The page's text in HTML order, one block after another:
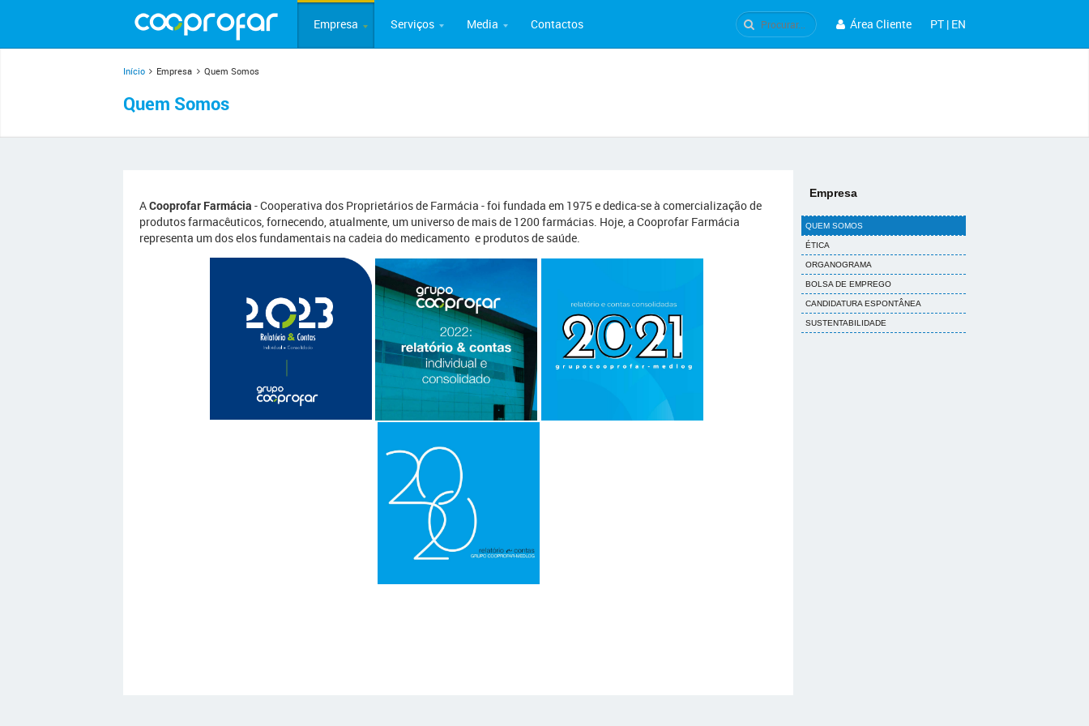
Empresa Serviços Media Contactos Área Cliente PT | EN
Início Empresa Quem Somos
Quem Somos
ACooprofar Farmácia - Cooperativa dos Proprietários de Farmácia - foi fundada em 1975 e dedica-se à comercialização de
produtos farmacêuticos, fornecendo, atualmente, um universo de mais de 1200 farmácias. Hoje, a Cooprofar Farmácia
representa um dos elos fundamentais na cadeia do medicamento e produtos de saúde.
Empresa
QUEM SOMOS
ÉTICA
ORGANOGRAMA
BOLSA DE EMPREGO
CANDIDATURA ESPONTÂNEA
SUSTENTABILIDADE